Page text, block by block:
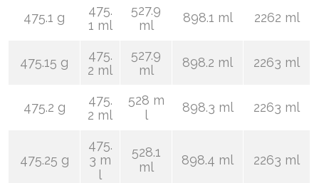
475.1 g
475.
1 ml
527.9
ml
898.1 ml 2262 ml
475.15 g
475.
2 ml
527.9
ml
898.2 ml 2263 ml
475.2 g
475.
2 ml
528 m
l
898.3 ml 2263 ml
475.25 g
475.
3 m
l
528.1
ml
898.4 ml 2263 ml